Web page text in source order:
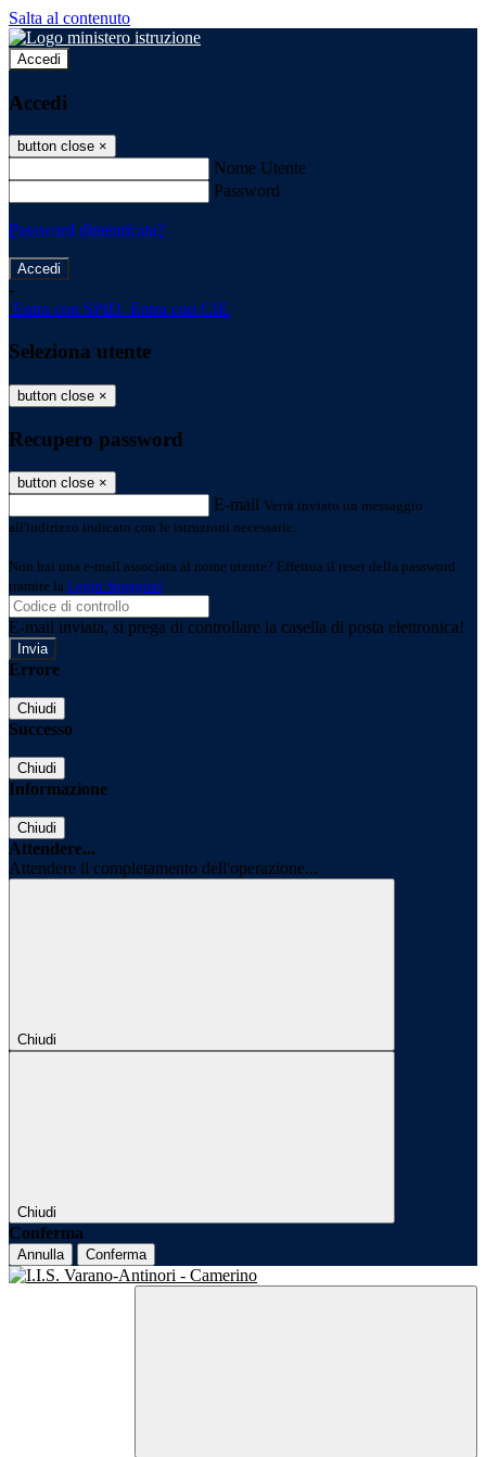
Salta al contenuto
Accedi
Accedi
button close ×
Nome Utente
Password
Password dimenticata?
-
Entra con SPID Entra con CIE
Seleziona utente
button close ×
Recupero password
button close ×
E-mail Verrà inviato un messaggio
all'indirizzo indicato con le istruzioni necessarie.
Non hai una e-mail associata al nome utente? Effettua il reset della password
tramite la Login Spaggiari
E-mail inviata, si prega di controllare la casella di posta elettronica!
Errore
Chiudi
Successo
Chiudi
Informazione
Chiudi
Attendere...
Attendere il completamento dell'operazione...
Chiudi
Chiudi
Conferma
Annulla Conferma